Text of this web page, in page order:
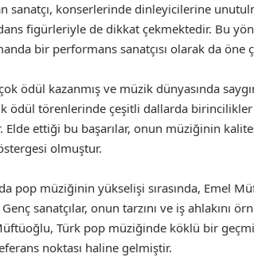
sanatçı, konserlerinde dinleyicilerine
figürleriyle de dikkat çekmektedir. Bu
bir performans sanatçısı olarak da öne
ödül kazanmış ve müzik dünyasında
ödül törenlerinde çeşitli dallarda
ettiği bu başarılar, onun müziğinin
olmuştur.
pop müziğinin yükselişi sırasında, Emel
sanatçılar, onun tarzını ve iş ahlakını
Türk pop müziğinde köklü bir
noktası haline gelmiştir.